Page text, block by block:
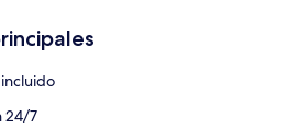
Caja de
24/7